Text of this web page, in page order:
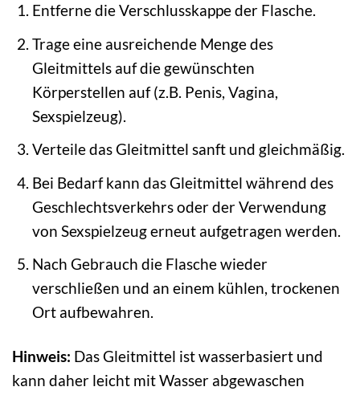
Entferne die Verschlusskappe der Flasche.
Trage eine ausreichende Menge des
Gleitmittels auf die gewünschten
Körperstellen auf (z.B. Penis, Vagina,
Sexspielzeug).
Verteile das Gleitmittel sanft und gleichmäßig.
Bei Bedarf kann das Gleitmittel während des
Geschlechtsverkehrs oder der Verwendung
von Sexspielzeug erneut aufgetragen werden.
Nach Gebrauch die Flasche wieder
verschließen und an einem kühlen, trockenen
Ort aufbewahren.
Hinweis: Das Gleitmittel ist wasserbasiert und
kann daher leicht mit Wasser abgewaschen